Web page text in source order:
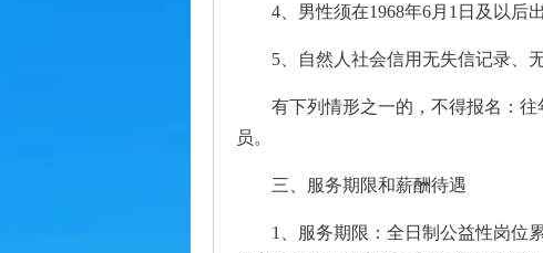
4、男性须在1968年6月1日及以后
5、自然人社会信用无失信记录、
有下列情形之一的，不得报名：
员。
三、服务期限和薪酬待遇
1、服务期限：全日制公益性岗位